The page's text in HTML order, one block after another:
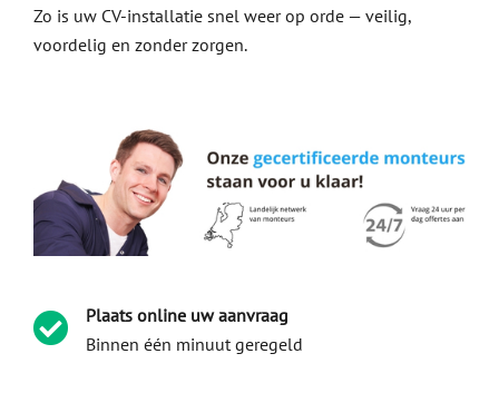
Zo is uw CV-installatie snel weer op orde — veilig,
voordelig en zonder zorgen.
Plaats online uw aanvraag
Binnen één minuut geregeld